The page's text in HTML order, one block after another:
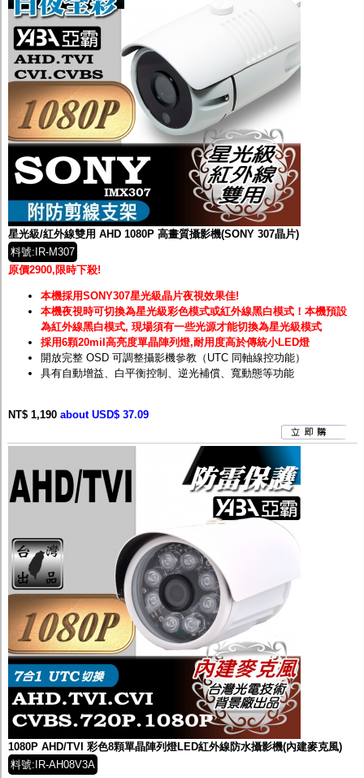
星光級/紅外線雙用 AHD 1080P 高畫質攝影機(SONY 307晶片)
料號:IR-M307
原價2900,限時下殺!
本機採用SONY307星光級晶片夜視效果佳!
本機夜視時可切換為星光級彩色模式或紅外線黑白模式！ 本機預設
為紅外線黑白模式, 現場須有一些光源才能切換為星光級模式
採用6顆20mil高亮度單晶陣列燈,耐用度高於傳統小LED燈
開放完整 OSD 可調整攝影機參教（UTC 同軸線控功能）
具有自動增益、白平衡控制、逆光補償、寬動態等功能
NT$ 1,190 about USD$ 37.09
1080P AHD/TVI 彩色8顆單晶陣列燈LED紅外線防水攝影機(內建麥克風)
料號:IR-AH08V3A